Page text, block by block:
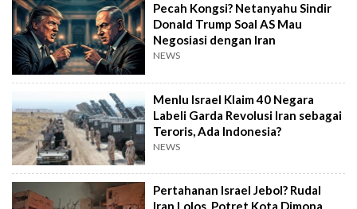
Pecah Kongsi? Netanyahu Sindir
Donald Trump Soal AS Mau
Negosiasi dengan Iran
NEWS
Menlu Israel Klaim 40 Negara
Labeli Garda Revolusi Iran sebagai
Teroris, Ada Indonesia?
NEWS
Pertahanan Israel Jebol? Rudal